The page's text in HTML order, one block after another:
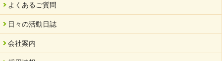
よくあるご質問
日々の活動日誌
会社案内